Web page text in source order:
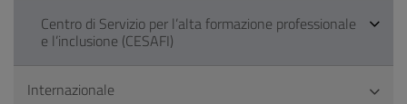
Centro di Servizio per l’alta formazione professionale
e l’inclusione (CESAFI)
Internazionale